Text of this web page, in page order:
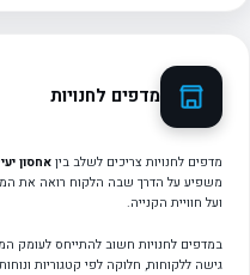
מדפים לחנויות
מדפים לחנויות צריכים לשלב בין אחסון
משפיע על הדרך שבה הלקוח רואה את
ועל חוויית הקנייה.
במדפים לחנויות חשוב להתייחס לעומק
גישה ללקוחות, חלוקה לפי קטגוריות